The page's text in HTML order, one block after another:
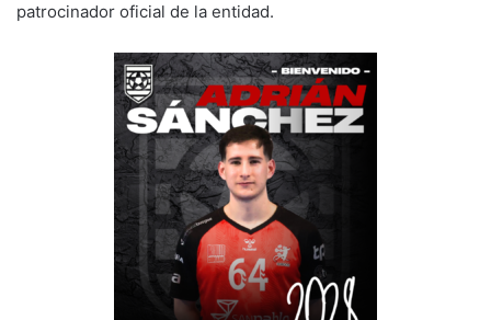
patrocinador oficial de la entidad.